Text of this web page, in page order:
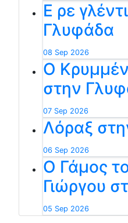
Ε ρε
Γλυφάδα
08 Sep 2026
Ο
στην
07 Sep 2026
Λόραξ
06 Sep 2026
Ο Γάμος
Γιώργου
05 Sep 2026